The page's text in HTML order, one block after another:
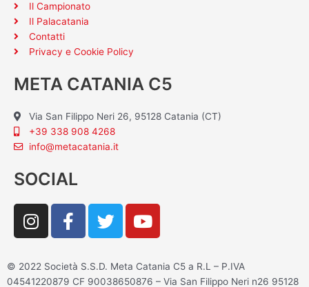
Il Campionato
Il Palacatania
Contatti
Privacy e Cookie Policy
META CATANIA C5
Via San Filippo Neri 26, 95128 Catania (CT)
+39 338 908 4268
info@metacatania.it
SOCIAL
I
n
t
a
F
a
e
b
T
w
t
t
Y
o
t
u
© 2022 Società S.S.D. Meta Catania C5 a R.L – P.IVA
04541220879 CF 90038650876 – Via San Filippo Neri n26 95128